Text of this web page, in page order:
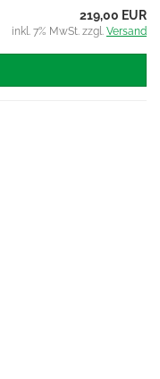
219,00 EUR
inkl. 7% MwSt. zzgl. Versand